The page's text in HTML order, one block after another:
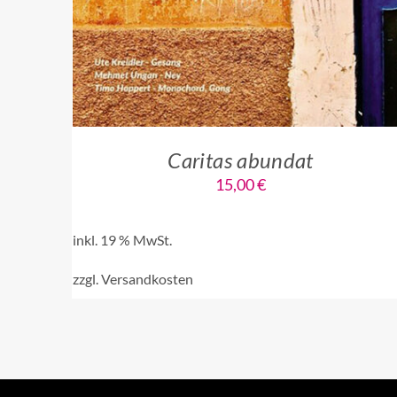
Caritas abundat
15,00€
inkl. 19 % MwSt.
zzgl.Versandkosten